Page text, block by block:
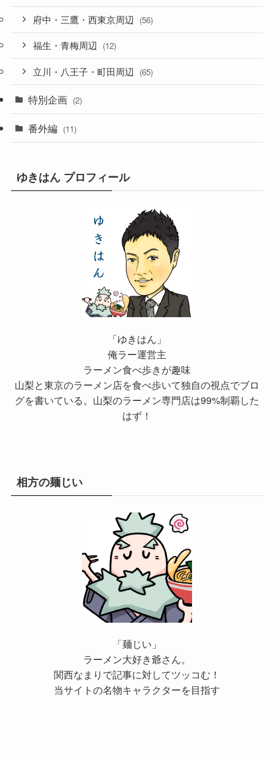
府中・三鷹・西東京周辺 (56)
福生・青梅周辺 (12)
立川・八王子・町田周辺 (65)
特別企画 (2)
番外編 (11)
ゆきはん プロフィール
「ゆきはん」
俺ラー運営主
ラーメン食べ歩きが趣味
山梨と東京のラーメン店を食べ歩いて独自の視点でブロ
グを書いている。山梨のラーメン専門店は99%制覇した
はず！
相方の麺じい
「麺じい」
ラーメン大好き爺さん。
関西なまりで記事に対してツッコむ！
当サイトの名物キャラクターを目指す